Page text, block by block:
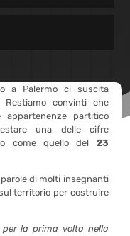
a Palermo ci suscita
convinti che
partitico
una delle cifre
come quello del 23
di molti insegnanti
territorio per costruire
la prima volta nella